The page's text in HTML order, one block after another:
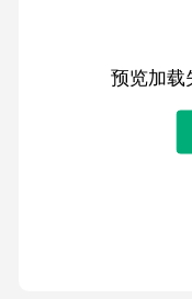
预览加载